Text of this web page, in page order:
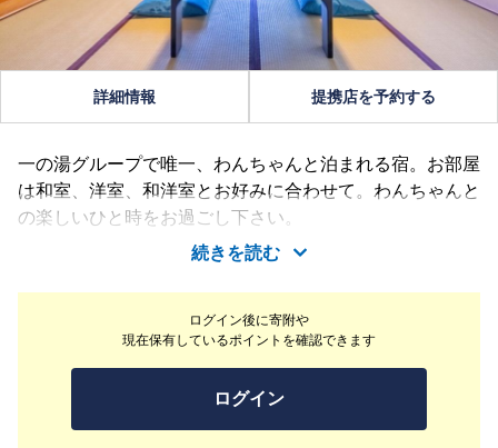
ログイン後に寄附や
現在保有しているポイントを確認できます
ログイン
詳細情報 提携店を予約する
一の湯グループで唯一、わんちゃんと泊まれる宿。お部屋
は和室、洋室、和洋室とお好みに合わせて。わんちゃんと
の楽しいひと時をお過ごし下さい。
続きを読む